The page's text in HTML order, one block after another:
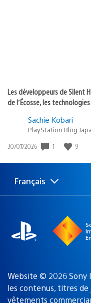
Les développeurs de Silent
de l’Écosse, les
Sachie Kobari
PlayStation.Blog
Date
publication
30/07/2026 1 9
Choisir
une
Région
actuelle
Français
Website © 2026
les contenus, titres
vêtements